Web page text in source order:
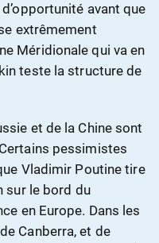
avant que
extrêmement
Méridionale qui va en
teste la structure de
et de la Chine sont
pessimistes
Vladimir Poutine tire
sur le bord du
en Europe. Dans les
Canberra, et de